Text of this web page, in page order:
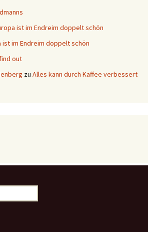
ist im Endreim doppelt schön
ist im Endreim doppelt schön
out
zu Alles kann durch Kaffee verbessert